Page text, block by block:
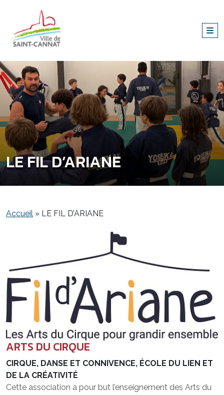
LE FIL D’ARIANE
Accueil » LE FIL D’ARIANE
ARTS DU CIRQUE
CIRQUE, DANSE ET CONNIVENCE, ÉCOLE DU LIEN ET
DE LA CRÉATIVITÉ
Cette association a pour but l’enseignement des Arts du